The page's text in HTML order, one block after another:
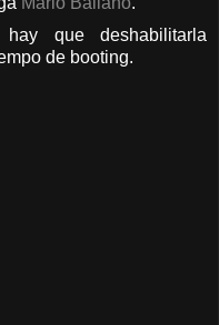
que deshabilitarla
de booting.